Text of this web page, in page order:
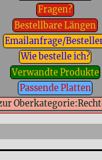
Fragen?
Bestellbare Längen
Emailanfrage/
Wie bestelle ich?
Verwandte Produkte
Passende Platten